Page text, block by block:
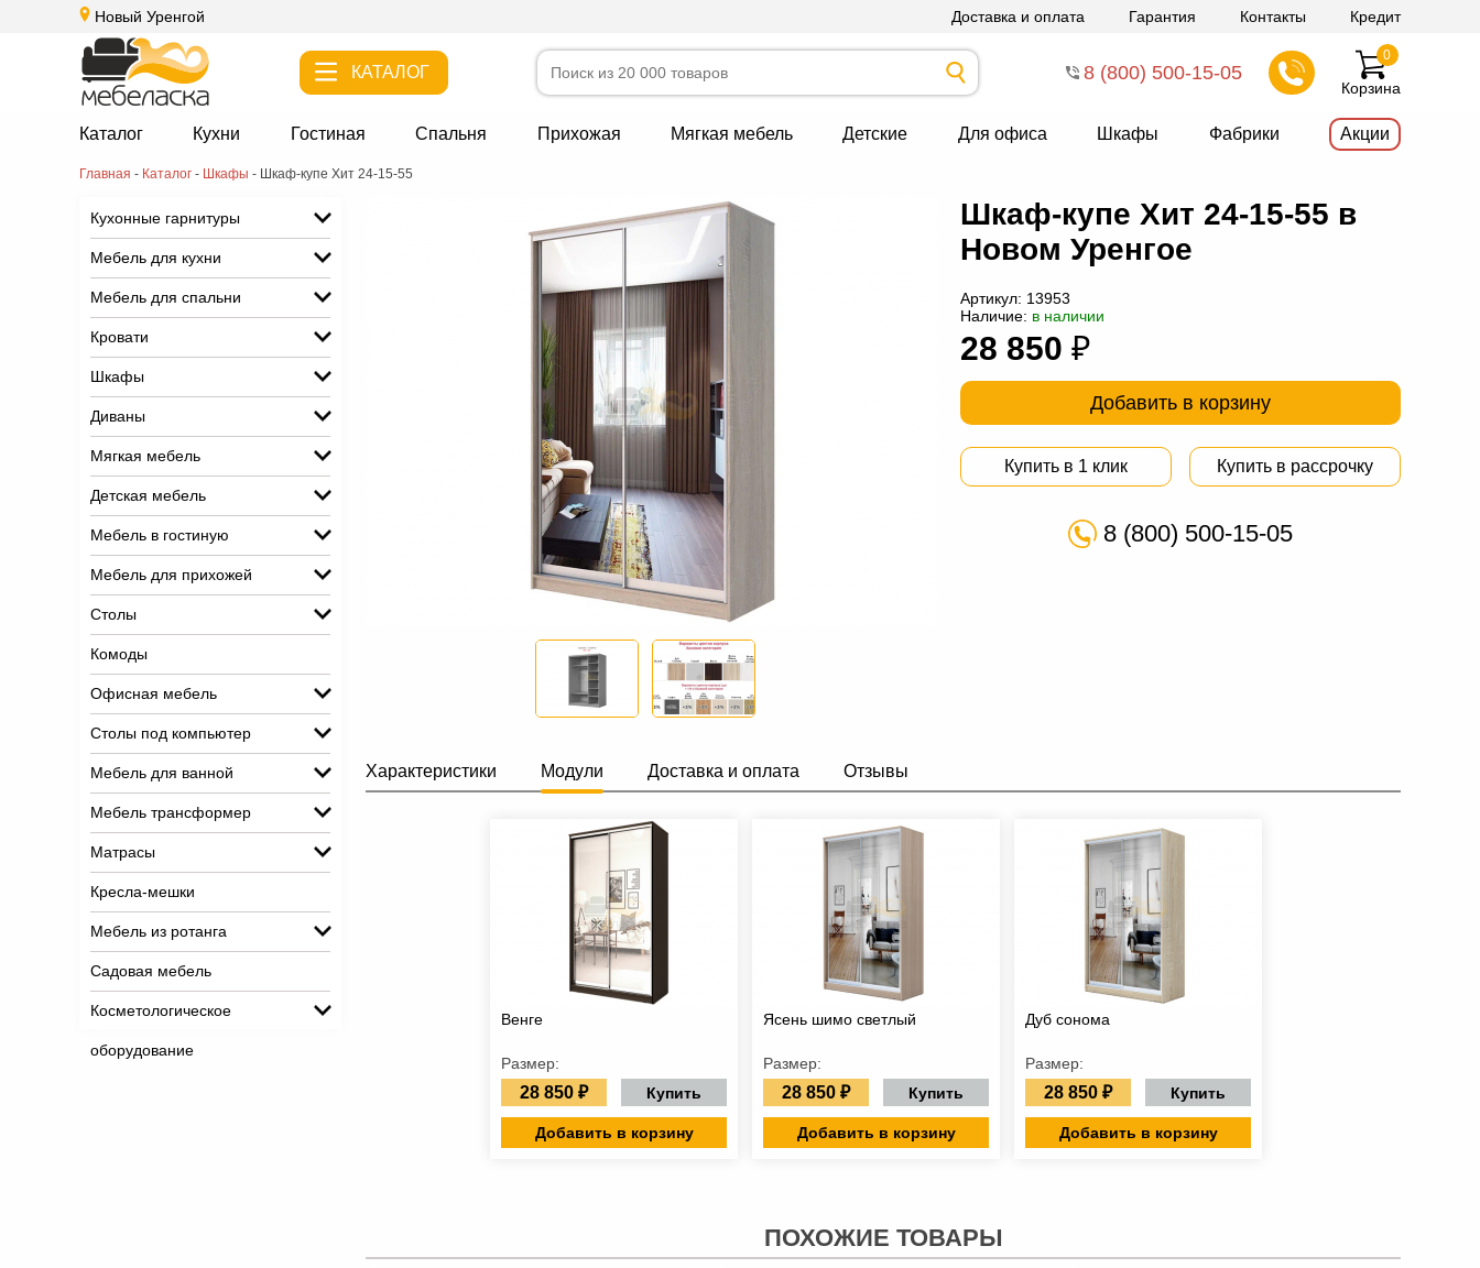
Новый Уренгой Доставка и оплата Гарантия Контакты Кредит
КАТАЛОГ 8 (800) 500-15-05
Корзина
0
Каталог Кухни Гостиная Спальня Прихожая Мягкая мебель Детские Для офиса Шкафы Фабрики Акции
Главная - Каталог - Шкафы - Шкаф-купе Хит 24-15-55
Кухонные гарнитуры
Мебель для кухни
Мебель для спальни
Кровати
Шкафы
Диваны
Мягкая мебель
Детская мебель
Мебель в гостиную
Мебель для прихожей
Столы
Комоды
Офисная мебель
Столы под компьютер
Мебель для ванной
Мебель трансформер
Матрасы
Кресла-мешки
Мебель из ротанга
Садовая мебель
Косметологическое
оборудование
Шкаф-купе Хит 24-15-55 в
Новом Уренгое
Артикул: 13953
Наличие: в наличии
28 850 ₽
Добавить в корзину
Купить в 1 клик Купить в рассрочку
8 (800) 500-15-05
Характеристики Модули Доставка и оплата Отзывы
Венге
Размер:
28 850 ₽ Купить
Добавить в корзину
Ясень шимо светлый
Размер:
28 850 ₽ Купить
Добавить в корзину
Дуб сонома
Размер:
28 850 ₽ Купить
Добавить в корзину
ПОХОЖИЕ ТОВАРЫ